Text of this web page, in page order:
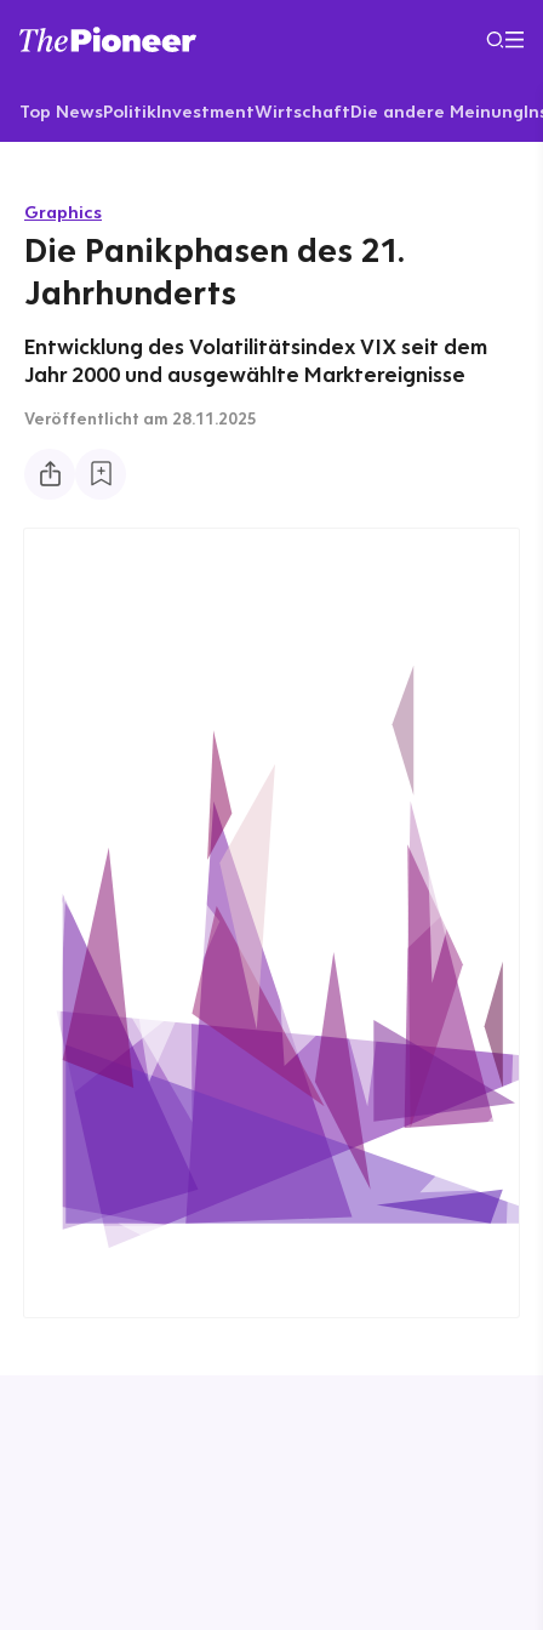
Top NewsPolitikInvestmentWirtschaftDie andere Meinung
Graphics
Die Panikphasen des 21.
Jahrhunderts
Entwicklung des Volatilitätsindex VIX seit dem
Jahr 2000 und ausgewählte Marktereignisse
Veröffentlicht am 28.11.2025